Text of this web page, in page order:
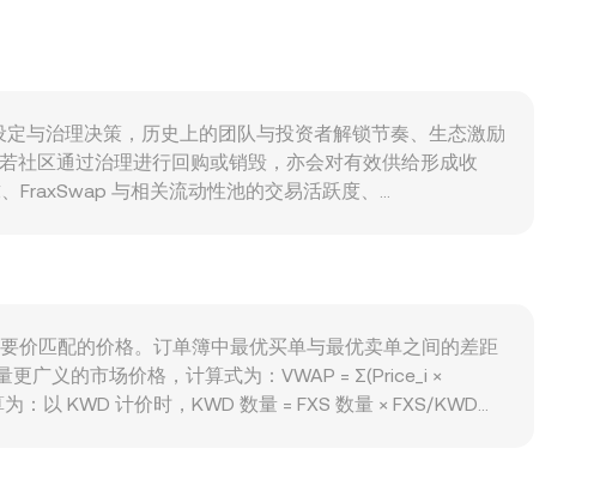
与治理决策，历史上的团队与投资者解锁节奏、生态激励
社区通过治理进行回购或销毁，亦会对有效供给形成收
FraxSwap 与相关流动性池的交易活跃度、
弱虽波动较小，但变动仍会折射到 FXS/KWD
监管表态，都会对 Frax 生态预期与资金流向产生影
时间内改变订单簿供需与流动性，进而影响 FXS/KWD
价匹配的价格。订单簿中最优买单与最优卖单之间的差距
广义的市场价格，计算式为：VWAP = Σ(Price_i ×
：以 KWD 计价时，KWD 数量 = FXS 数量 × FXS/KWD
额换仓使池子失衡时，滑点上升并反馈到可获得的
准参考，而大额订单与不同市场结构会让瞬时 conversion